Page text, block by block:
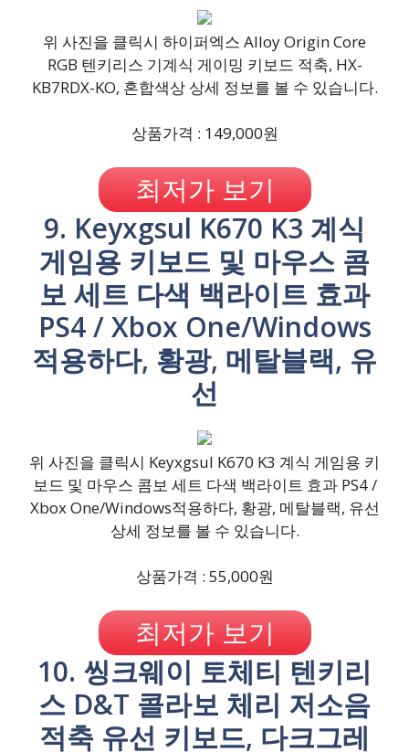
위 사진을 클릭시 하이퍼엑스 Alloy Origin Core
RGB 텐키리스 기계식 게이밍 키보드 적축, HX-
KB7RDX-KO, 혼합색상 상세 정보를 볼 수 있습니다.
상품가격 : 149,000원
최저가 보기
9. Keyxgsul K670 K3 계식
게임용 키보드 및 마우스 콤
보 세트 다색 백라이트 효과
PS4 / Xbox One/Windows
적용하다, 황광, 메탈블랙, 유
선
위 사진을 클릭시 Keyxgsul K670 K3 계식 게임용 키
보드 및 마우스 콤보 세트 다색 백라이트 효과 PS4 /
Xbox One/Windows적용하다, 황광, 메탈블랙, 유선
상세 정보를 볼 수 있습니다.
상품가격 : 55,000원
최저가 보기
10. 씽크웨이 토체티 텐키리
스 D&T 콜라보 체리 저소음
적축 유선 키보드, 다크그레